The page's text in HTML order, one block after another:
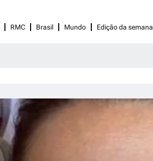
RMC Brasil Mundo Edição da semana